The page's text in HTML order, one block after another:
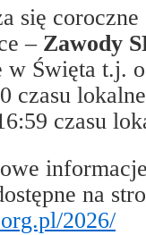
się coroczne
– Zawody
w Święta t.j.
czasu
czasu
na
2026/